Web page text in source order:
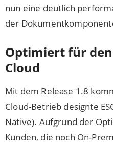
nun eine deutlich
der
Optimiert für
Cloud
Mit dem Release 1.8
Cloud-Betrieb designte
Native). Aufgrund der
Kunden, die noch On-